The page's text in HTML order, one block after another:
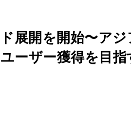
展開を開始〜ア
ーザー獲得を目